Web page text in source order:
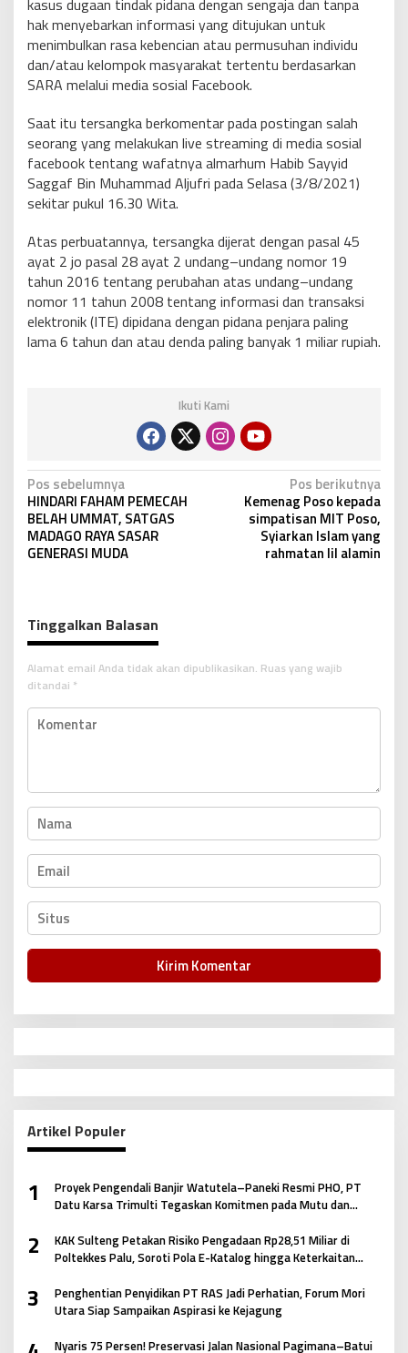
kasus dugaan tindak pidana dengan sengaja dan tanpa
hak menyebarkan informasi yang ditujukan untuk
menimbulkan rasa kebencian atau permusuhan individu
dan/atau kelompok masyarakat tertentu berdasarkan
SARA melalui media sosial Facebook.
Saat itu tersangka berkomentar pada postingan salah
seorang yang melakukan live streaming di media sosial
facebook tentang wafatnya almarhum Habib Sayyid
Saggaf Bin Muhammad Aljufri pada Selasa (3/8/2021)
sekitar pukul 16.30 Wita.
Atas perbuatannya, tersangka dijerat dengan pasal 45
ayat 2 jo pasal 28 ayat 2 undang–undang nomor 19
tahun 2016 tentang perubahan atas undang–undang
nomor 11 tahun 2008 tentang informasi dan transaksi
elektronik (ITE) dipidana dengan pidana penjara paling
lama 6 tahun dan atau denda paling banyak 1 miliar rupiah.
Ikuti Kami
N
a
v
i
a
s
i
p
o
Pos sebelumnya
HINDARI FAHAM PEMECAH
BELAH UMMAT, SATGAS
MADAGO RAYA SASAR
GENERASI MUDA
Pos berikutnya
Kemenag Poso kepada
simpatisan MIT Poso,
Syiarkan Islam yang
rahmatan lil alamin
Tinggalkan Balasan
Alamat email Anda tidak akan dipublikasikan. Ruas yang wajib
ditandai *
Artikel Populer
1
Proyek Pengendali Banjir Watutela–Paneki Resmi PHO, PT
Datu Karsa Trimulti Tegaskan Komitmen pada Mutu dan
2
KAK Sulteng Petakan Risiko Pengadaan Rp28,51 Miliar di
Poltekkes Palu, Soroti Pola E-Katalog hingga Keterkaitan
3
Penghentian Penyidikan PT RAS Jadi Perhatian, Forum Mori
Utara Siap Sampaikan Aspirasi ke Kejagung
Nyaris 75 Persen! Preservasi Jalan Nasional Pagimana–Batui